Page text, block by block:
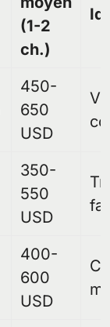
(1-2
ch.)
450-
650
USD
350-
550
USD
400-
600
USD